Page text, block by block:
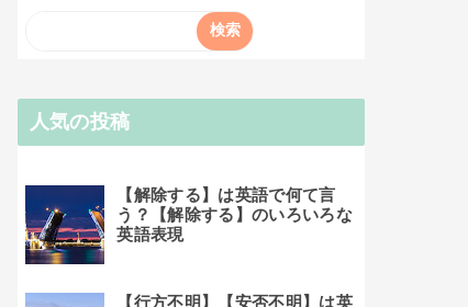
人気の投稿
【解除する】は英語で何て言
う？【解除する】のいろいろな
英語表現
【行方不明】【安否不明】は英